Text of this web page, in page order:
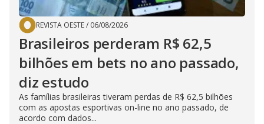
REVISTA OESTE/ 06/08/2026
Brasileiros perderam R$ 62,5
bilhões em bets no ano passado,
diz estudo
As famílias brasileiras tiveram perdas de R$ 62,5 bilhões
com as apostas esportivas on-line no ano passado, de
acordo com dados...